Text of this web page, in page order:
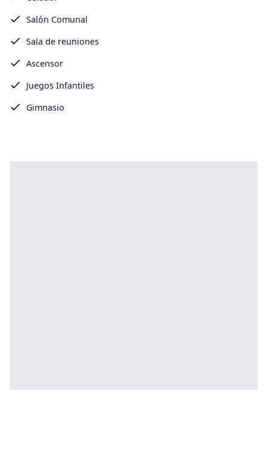
Salón Comunal
Sala de reuniones
Ascensor
Juegos Infantiles
Gimnasio